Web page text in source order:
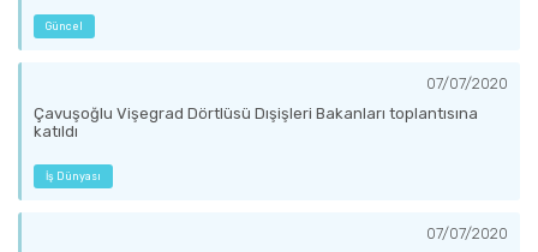
Güncel
07/07/2020
Çavuşoğlu Vişegrad Dörtlüsü Dışişleri Bakanları toplantısına
katıldı
İş Dünyası
07/07/2020